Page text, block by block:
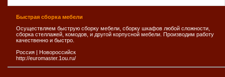
Быстрая сборка мебели
Осуществляем быструю сборку мебели, сборку шкафов любой сложности,
сборка стеллажей, комодов, и другой корпусной мебели. Производим работу
качественно и быстро.
Россия | Новороссийск
http://euromaster.1ou.ru/